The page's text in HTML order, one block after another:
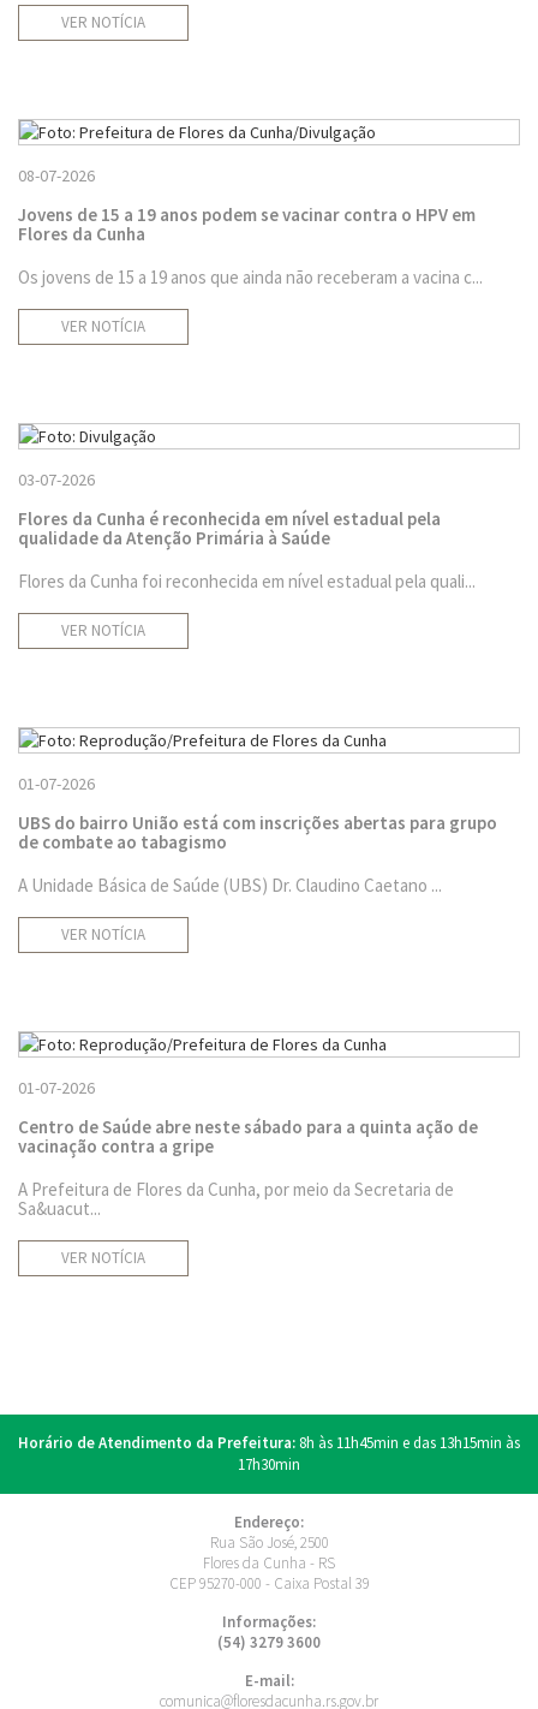
VER NOTÍCIA
08-07-2026
Jovens de 15 a 19 anos podem se vacinar contra o HPV em
Flores da Cunha
Os jovens de 15 a 19 anos que ainda não receberam a vacina c...
VER NOTÍCIA
03-07-2026
Flores da Cunha é reconhecida em nível estadual pela
qualidade da Atenção Primária à Saúde
Flores da Cunha foi reconhecida em nível estadual pela quali...
VER NOTÍCIA
01-07-2026
UBS do bairro União está com inscrições abertas para grupo
de combate ao tabagismo
A Unidade Básica de Saúde (UBS) Dr. Claudino Caetano ...
VER NOTÍCIA
01-07-2026
Centro de Saúde abre neste sábado para a quinta ação de
vacinação contra a gripe
A Prefeitura de Flores da Cunha, por meio da Secretaria de
Sa&uacut...
VER NOTÍCIA
Horário de Atendimento da Prefeitura:8h às 11h45min e das 13h15min às
17h30min
Endereço:
Rua São José, 2500
Flores da Cunha - RS
CEP 95270-000 - Caixa Postal 39
Informações:
(54) 3279 3600
E-mail:
comunica@floresdacunha.rs.gov.br